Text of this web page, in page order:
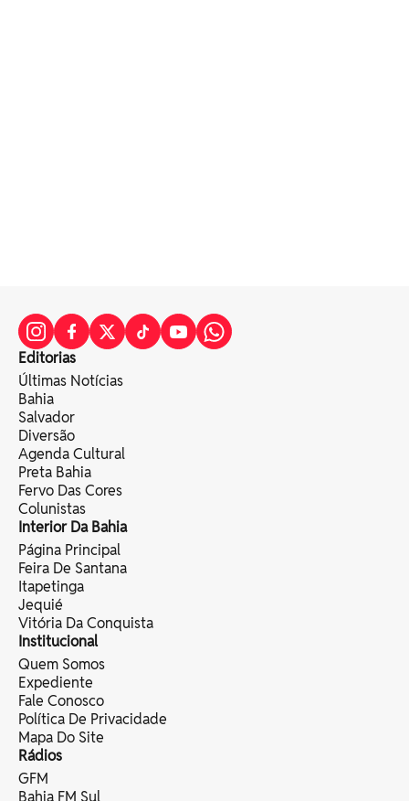
Editorias
Últimas Notícias
Bahia
Salvador
Diversão
Agenda Cultural
Preta Bahia
Fervo Das Cores
Colunistas
Interior Da Bahia
Página Principal
Feira De Santana
Itapetinga
Jequié
Vitória Da Conquista
Institucional
Quem Somos
Expediente
Fale Conosco
Política De Privacidade
Mapa Do Site
Rádios
GFM
Bahia FM Sul